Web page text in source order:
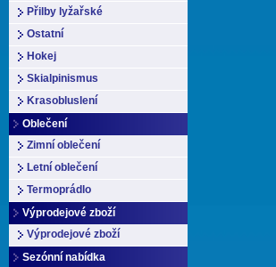
Přilby lyžařské
Ostatní
Hokej
Skialpinismus
Krasobluslení
Oblečení
Zimní oblečení
Letní oblečení
Termoprádlo
Výprodejové zboží
Výprodejové zboží
Sezónní nabídka